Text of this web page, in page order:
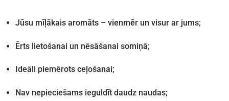
Jūsu mīļākais aromāts – vienmēr un visur ar jums;
Ērts lietošanai un nēsāšanai somiņā;
Ideāli piemērots ceļošanai;
Nav nepieciešams ieguldīt daudz naudas;